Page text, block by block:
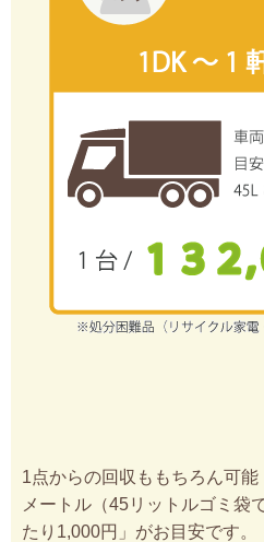
1点からの回収ももちろん可
メートル（45リットルゴミ袋
たり1,000円」がお目安です。